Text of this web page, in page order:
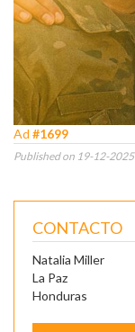
Ad #1699
Published on 19-12-2025
CONTACTO
Natalia Miller
La Paz
Honduras